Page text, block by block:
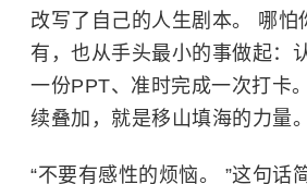
改写了自己的人生剧本。 哪怕
有，也从手头最小的事做起：
一份PPT、准时完成一次打卡
续叠加，就是移山填海的力量。
“不要有感性的烦恼。 ”这句话